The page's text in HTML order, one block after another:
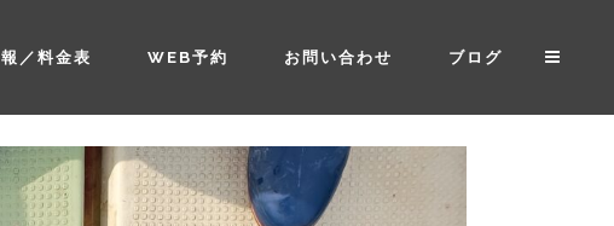
／料金表 WEB予約 お問い合わせ ブログ